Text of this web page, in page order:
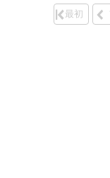
最初